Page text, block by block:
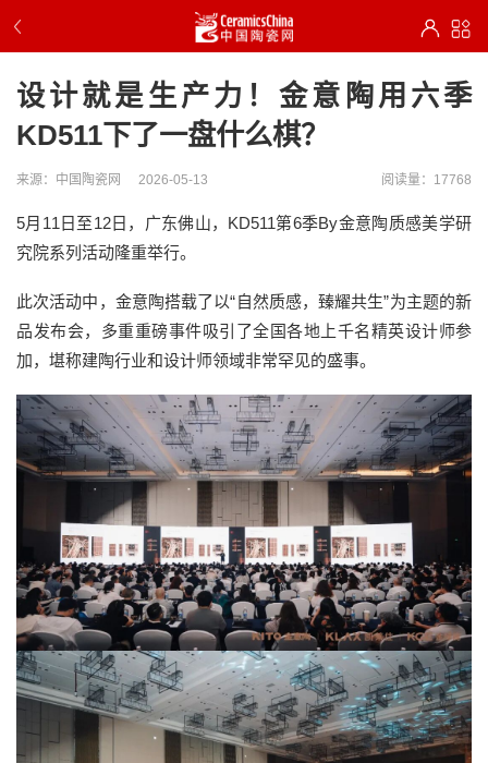
设计就是生产力！金意陶用六季
KD511下了一盘什么棋？
来源：中国陶瓷网 2026-05-13 阅读量：17768
5月11日至12日，广东佛山， KD511第6季By金意陶质感美学研
究院系列活动隆重举行。
此次活动中，金意陶搭载了以“自然质感，臻耀共生”为主题的新
品发布会， 多重重磅事件吸引了全国各地上千名精英设计师参
加，堪称建陶行业和设计师领域非常罕见的盛事。